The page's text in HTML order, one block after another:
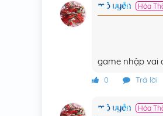
mộ uyển Hóa
game nhập vai
0 Trả lời
mộ uyển Hóa